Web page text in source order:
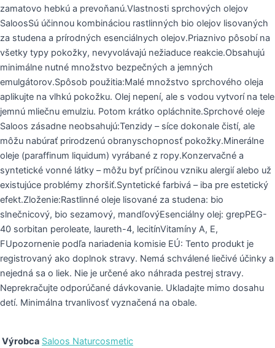
zamatovo hebkú a prevoňanú.Vlastnosti sprchových olejov
SaloosSú účinnou kombináciou rastlinných bio olejov lisovaných
za studena a prírodných esenciálnych olejov.Priaznivo pôsobí na
všetky typy pokožky, nevyvolávajú nežiaduce reakcie.Obsahujú
minimálne nutné množstvo bezpečných a jemných
emulgátorov.Spôsob použitia:Malé množstvo sprchového oleja
aplikujte na vlhkú pokožku. Olej nepení, ale s vodou vytvorí na tele
jemnú mliečnu emulziu. Potom krátko opláchnite.Sprchové oleje
Saloos zásadne neobsahujú:Tenzidy – síce dokonale čistí, ale
môžu nabúrať prirodzenú obranyschopnosť pokožky.Minerálne
oleje (paraffinum liquidum) vyrábané z ropy.Konzervačné a
syntetické vonné látky – môžu byť príčinou vzniku alergií alebo už
existujúce problémy zhoršiť.Syntetické farbivá – iba pre estetický
efekt.Zloženie:Rastlinné oleje lisované za studena: bio
slnečnicový, bio sezamový, mandľovýEsenciálny olej: grepPEG-
40 sorbitan peroleate, laureth-4, lecitínVitamíny A, E,
FUpozornenie podľa nariadenia komisie EÚ: Tento produkt je
registrovaný ako doplnok stravy. Nemá schválené liečivé účinky a
nejedná sa o liek. Nie je určené ako náhrada pestrej stravy.
Neprekračujte odporúčané dávkovanie. Ukladajte mimo dosahu
detí. Minimálna trvanlivosť vyznačená na obale.
Výrobca Saloos Naturcosmetic